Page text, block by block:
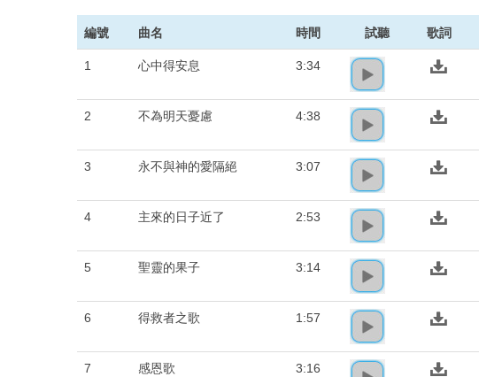
編號 曲名 時間 試聽 歌詞
1 心中得安息 3:34
2 不為明天憂慮 4:38
3 永不與神的愛隔絕 3:07
4 主來的日子近了 2:53
5 聖靈的果子 3:14
6 得救者之歌 1:57
7 感恩歌 3:16